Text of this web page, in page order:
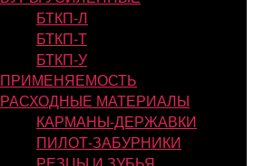
БТКП-Л
БТКП-Т
БТКП-У
ПРИМЕНЯЕМОСТЬ
РАСХОДНЫЕ МАТЕРИАЛЫ
КАРМАНЫ-ДЕРЖАВКИ
ПИЛОТ-ЗАБУРНИКИ